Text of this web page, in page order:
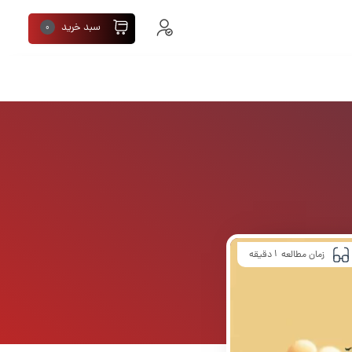
سبد خرید 0
زمان مطالعه 1 دقیقه